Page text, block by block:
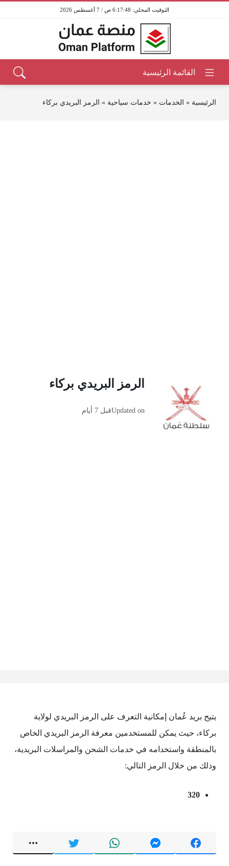
6:17:48 ص / 7 أغسطس 2026
الرئيسية » الخدمات » خدمات سياحية » الرمز البريدي بركاء
الرمز البريدي بركاء
Updated onقبل 7 أيام
يتيح بريد عُمان إمكانية التعرف على الرمز البريدي لولاية
بركاء، حيث يمكن للمستخدمين معرفة الرمز البريدي الخاص
بالمنطقة واستخدامه في خدمات الشحن والمراسلات البريدية،
وذلك من خلال الرمز التالي:
320